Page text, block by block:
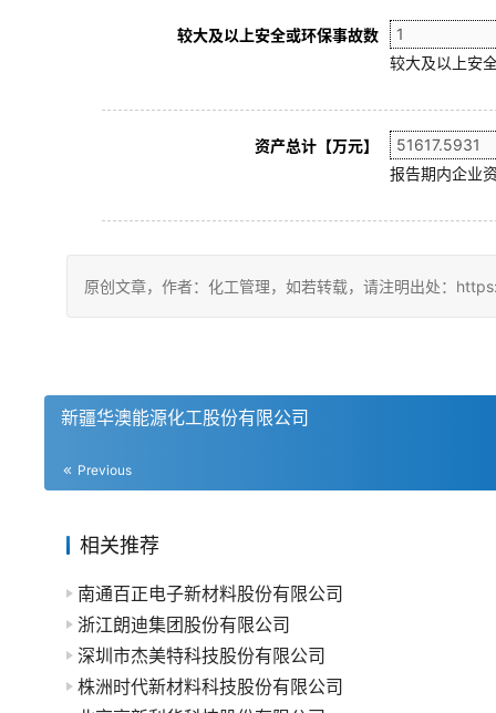
较大及以上安全或环保事故数
较大及以上安
资产总计【万元】
报告期内企业
原创文章，作者：化工管理，如若转载，请注明出处：
新疆华澳能源化工股份有限公司
Previous
相关推荐
南通百正电子新材料股份有限公司
浙江朗迪集团股份有限公司
深圳市杰美特科技股份有限公司
株洲时代新材料科技股份有限公司